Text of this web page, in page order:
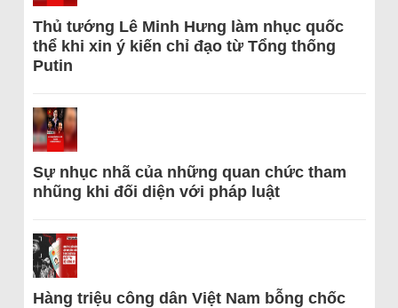
Thủ tướng Lê Minh Hưng làm nhục quốc
thể khi xin ý kiến chỉ đạo từ Tổng thống
Putin
Sự nhục nhã của những quan chức tham
nhũng khi đối diện với pháp luật
Hàng triệu công dân Việt Nam bỗng chốc